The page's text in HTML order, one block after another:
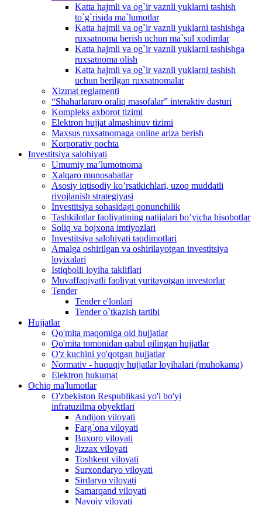
Katta hajmli va og`ir vaznli yuklarni tashish
to`g`risida ma`lumotlar
Katta hajmli va og`ir vaznli yuklarni tashishga
ruxsatnoma berish uchun ma`sul xodimlar
Katta hajmli va og`ir vaznli yuklarni tashishga
ruxsatnoma olish
Katta hajmli va og`ir vaznli yuklarni tashish
uchun berilgan ruxsatnomalar
Xizmat reglamenti
“Shaharlararo oraliq masofalar” interaktiv dasturi
Kompleks axborot tizimi
Elektron hujjat almashinuv tizimi
Maxsus ruxsatnomaga online ariza berish
Korporativ pochta
Investitsiya salohiyati
Umumiy maʼlumotnoma
Xalqaro munosabatlar
Аsosiy iqtisodiy koʼrsatkichlari, uzoq muddatli
rivojlanish strategiyasi
Investitsiya sohasidagi qonunchilik
Tashkilotlar faoliyatining natijalari boʼyicha hisobotlar
Soliq va bojxona imtiyozlari
Investitsiya salohiyati taqdimotlari
Аmalga oshirilgan va oshirilayotgan investitsiya
loyixalari
Istiqbolli loyiha takliflari
Muvaffaqiyatli faoliyat yuritayotgan investorlar
Tender
Tender e'lonlari
Tender o`tkazish tartibi
Hujjatlar
Qo'mita maqomiga oid hujjatlar
Qo'mita tomonidan qabul qilingan hujjatlar
O'z kuchini yo'qotgan hujjatlar
Normativ - huquqiy hujjatlar loyihalari (muhokama)
Elektron hukumat
Ochiq ma'lumotlar
O'zbekiston Respublikasi yo'l bo'yi
infratuzilma obyektlari
Andijon viloyati
Farg`ona viloyati
Buxoro viloyati
Jizzax viloyati
Toshkent viloyati
Surxondaryo viloyati
Sirdaryo viloyati
Samarqand viloyati
Navoiy viloyati